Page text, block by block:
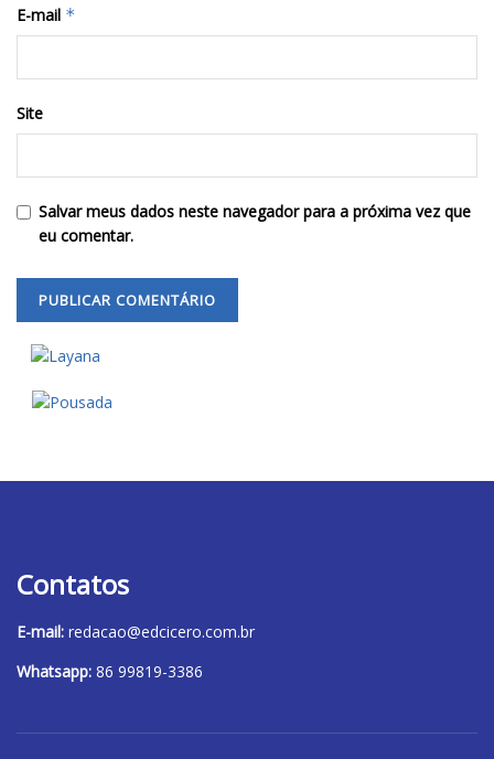
E-mail *
Site
Salvar meus dados neste navegador para a próxima vez que
eu comentar.
Contatos
E-mail: redacao@edcicero.com.br
Whatsapp: 86 99819-3386